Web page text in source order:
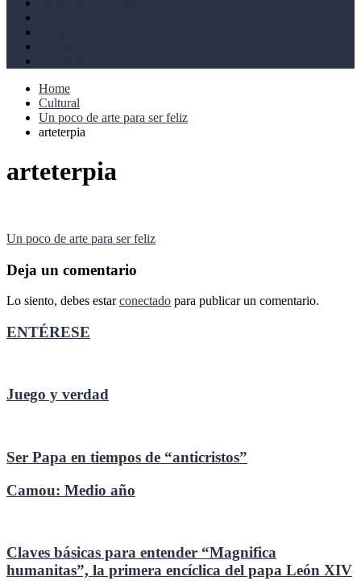
Home
Cultural
Un poco de arte para ser feliz
arteterpia
arteterpia
Navegación
de
entradas
Un poco de arte para ser feliz
Deja un comentario
Lo siento, debes estarconectado para publicar un comentario.
ENTÉRESE
Juego y verdad
Ser Papa en tiempos de “anticristos”
Camou: Medio año
Claves básicas para entender “Magnifica
humanitas”, la primera encíclica del papa León XIV